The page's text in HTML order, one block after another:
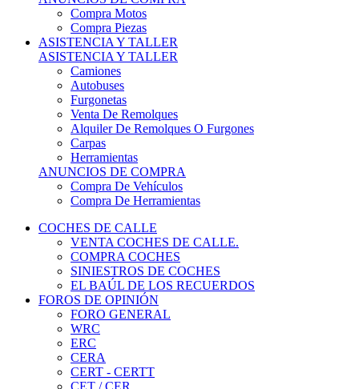
COCHES DE CALLE
VENTA COCHES DE CALLE.
COMPRA COCHES
SINIESTROS DE COCHES
EL BAÚL DE LOS RECUERDOS
FOROS DE OPINIÓN
FORO GENERAL
WRC
ERC
CERA
CERT - CERTT
CET / CER
FORO TÉCNICO
PRUEBAS DE VEHÍCULOS DE CALLE.
VIDEOS DE RALLY.
A CONTRATRAMO
TIENDA ONLINE
NUEVO ANUNCIO
Inicio
Coches de Calle
Venta Coches de Calle.
Seat cordoba cupra 1.8 20vt. 3000€